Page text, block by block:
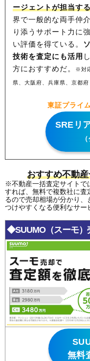
ージェントが担当す
界で一般的な両手仲
り添うサポート力に
い評価を得ている。
技術を査定にも活用
方におすすめだ。
※対
県、大阪府、兵庫県、京都府
東証プライ
SREリ
おすすめ不動
※不動産一括査定サイトで
すれば、無料で複数社に査
るので売却相場が分かり
つけやすくなる便利なサー
◆SUUMO（スーモ）
無料